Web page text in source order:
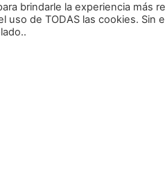
brindarle la experiencia más
uso de TODAS las cookies.